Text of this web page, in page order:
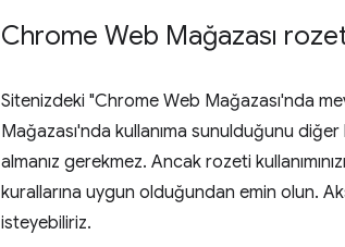
Chrome Web Mağazası
Sitenizdeki "Chrome Web Mağazası'nda
Mağazası'nda kullanıma sunulduğunu
almanız gerekmez. Ancak rozeti
kurallarına uygun olduğundan emin olun.
isteyebiliriz.